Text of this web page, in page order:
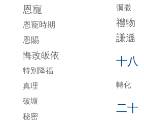
恩寵
恩寵時期
恩賜
悔改皈依
特別降福
真理
破壞
秘密
彌撒
禮物
謙遜
十八
轉化
二十